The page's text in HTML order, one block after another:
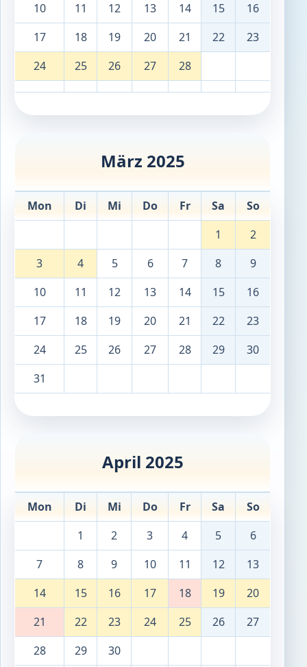
10
11 12 13 14 15
16
17
18 19 20 21 22
23
24
25 26 27 28
März 2025
Mon Di Mi Do Fr Sa
So
1
2
3
4 5 6 7 8
9
10
11 12 13 14 15
16
17
18 19 20 21 22
23
24
25 26 27 28 29
30
31
April 2025
Mon Di Mi Do Fr Sa
So
1
2 3 4 5
6
7
8 9 10 11 12
13
14
15 16 17 18 19
20
21
22 23 24 25 26
27
28
29 30